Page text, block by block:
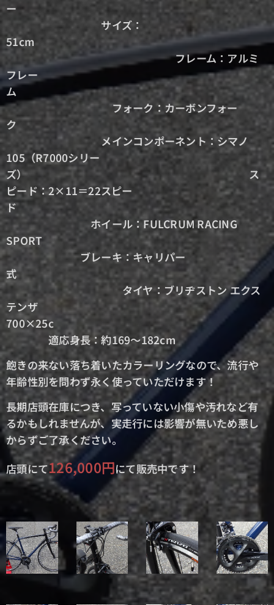
ー
サイズ：
51cm
フレーム：アルミ
フレー
ム
フォーク：カーボンフォー
ク
メインコンポーネント：シマノ
105（R7000シリー
ズ） ス
ピード：2×11＝22スピー
ド
ホイール：FULCRUM RACING
SPORT
ブレーキ：キャリパー
式
タイヤ：ブリヂストン エクス
テンザ
700×25c
適応身長：約169～182cm
飽きの来ない落ち着いたカラーリングなので、流行や
年齢性別を問わず永く使っていただけます！
長期店頭在庫につき、写っていない小傷や汚れなど有
るかもしれませんが、実走行には影響が無いため悪し
からずご了承ください。
店頭にて126,000円にて販売中です！